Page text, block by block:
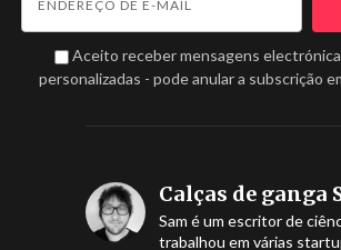
Aceito receber mensagens
personalizadas - pode anular a subscrição
Calças de ganga
Sam é um escritor de
trabalhou em várias